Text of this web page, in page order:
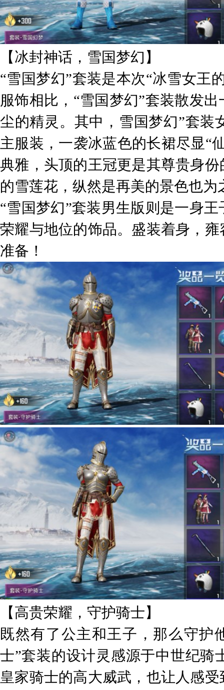
【冰封神话，雪国梦幻】
“雪国梦幻”套装是本次“冰雪女王
服饰相比，“雪国梦幻”套装散发
尘的精灵。其中，雪国梦幻”套装
主服装，一袭冰蓝色的长裙尽显“
典雅，头顶的王冠更是其尊贵身
的雪莲花，纵然是再美的景色也为
“雪国梦幻”套装男生版则是一身
荣耀与地位的饰品。盛装着身，
准备！
【高贵荣耀，守护骑士】
既然有了公主和王子，那么守护
士”套装的设计灵感源于中世纪骑
皇家骑士的高大威武，也让人感